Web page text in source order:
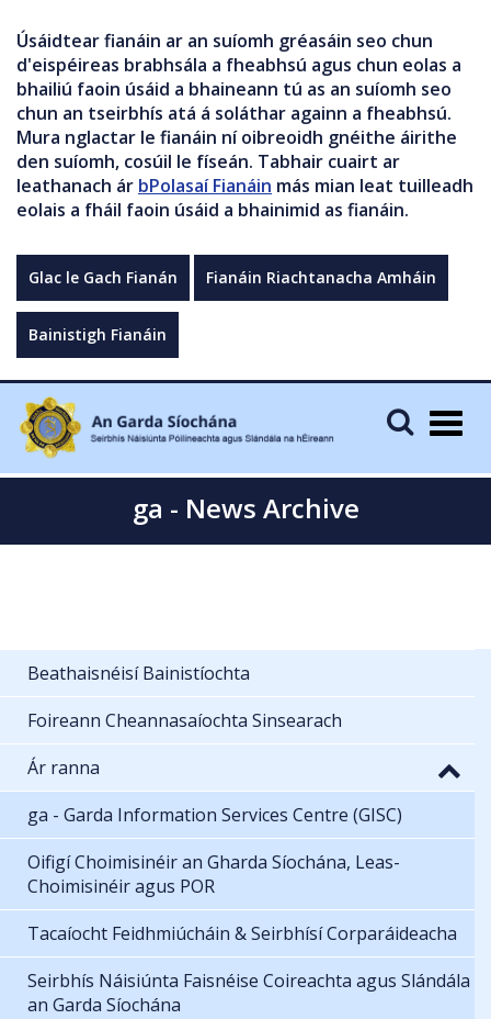
Úsáidtear fianáin ar an suíomh gréasáin seo chun
d'eispéireas brabhsála a fheabhsú agus chun eolas a
bhailiú faoin úsáid a bhaineann tú as an suíomh seo
chun an tseirbhís atá á soláthar againn a fheabhsú.
Mura nglactar le fianáin ní oibreoidh gnéithe áirithe
den suíomh, cosúil le físeán. Tabhair cuairt ar
leathanach ár bPolasaí Fianáin más mian leat tuilleadh
eolais a fháil faoin úsáid a bhainimid as fianáin.
Glac le Gach Fianán Fianáin Riachtanacha Amháin
Bainistigh Fianáin
ga - News Archive
Beathaisnéisí Bainistíochta
Foireann Cheannasaíochta Sinsearach
Ár ranna
ga - Garda Information Services Centre (GISC)
Oifigí Choimisinéir an Gharda Síochána, Leas-
Choimisinéir agus POR
Tacaíocht Feidhmiúcháin & Seirbhísí Corparáideacha
Seirbhís Náisiúnta Faisnéise Coireachta agus Slándála
an Garda Síochána